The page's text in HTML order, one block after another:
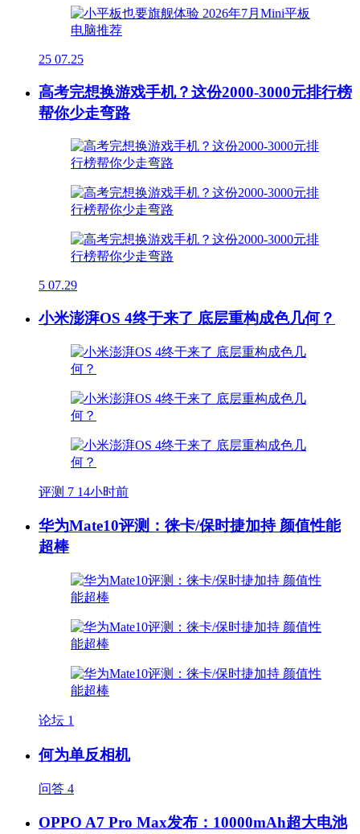
25 07.25
高考完想换游戏手机？这份2000-3000元排行榜
帮你少走弯路
5 07.29
小米澎湃OS 4终于来了 底层重构成色几何？
评测 7 14小时前
华为Mate10评测：徕卡/保时捷加持 颜值性能
超棒
论坛 1
何为单反相机
问答 4
OPPO A7 Pro Max发布：10000mAh超大电池